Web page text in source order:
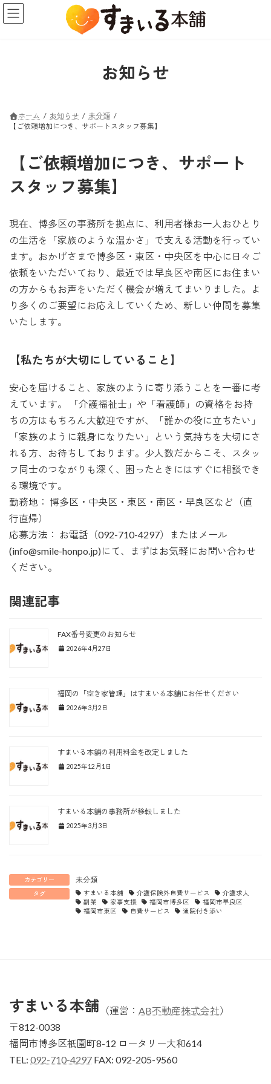
コ
ン
ナ
ビ
お知らせ
ホーム お知らせ
未分類
【ご依頼増加につき、サポートスタッフ募集】
【ご依頼増加につき、サポート
スタッフ募集】
現在、博多区の事務所を拠点に、利用者様お一人おひとり
の生活を「家族のような温かさ」で支える活動を行ってい
ます。おかげさまで博多区・東区・中央区を中心に日々ご
依頼をいただいており、最近では早良区や南区にお住まい
の方からもお声をいただく機会が増えてまいりました。よ
り多くのご要望にお応えしていくため、新しい仲間を募集
いたします。
【私たちが大切にしていること】
安心を届けること、家族のように寄り添うことを一番に考
えています。 「介護福祉士」や「看護師」の資格をお持
ちの方はもちろん大歓迎ですが、「誰かの役に立ちたい」
「家族のように親身になりたい」という気持ちを大切にさ
れる方、お待ちしております。少人数だからこそ、スタッ
フ同士のつながりも深く、困ったときにはすぐに相談でき
る環境です。
勤務地： 博多区・中央区・東区・南区・早良区など（直
行直帰）
応募方法： お電話（092-710-4297）またはメール
(info@smile-honpo.jp)にて、まずはお気軽にお問い合わせ
ください。
関連記事
FAX番号変更のお知らせ
2026年4月27日
福岡の「空き家管理」はすまいる本舗にお任せください
2026年3月2日
すまいる本舗の利用料金を改定しました
2025年12月1日
すまいる本舗の事務所が移転しました
2025年3月3日
カテゴリー 未分類
タグ すまいる本舗 介護保険外自費サービス
介護求人
副業
家事支援 福岡市博多区
福岡市早良区
福岡市東区
自費サービス 通院付き添い
すまいる本舗 （運営： AB不動産株式会社）
〒812-0038
福岡市博多区祇園町8-12 ロータリー大和614
TEL: 092-710-4297 FAX: 092-205-9560